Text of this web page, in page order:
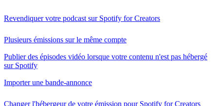
Revendiquer votre podcast sur Spotify for Creators
Plusieurs émissions sur le même compte
Publier des épisodes vidéo lorsque votre contenu n'est pas hébergé
sur Spotify
Importer une bande-annonce
Changer l'hébergeur de votre émission pour Spotify for Creators